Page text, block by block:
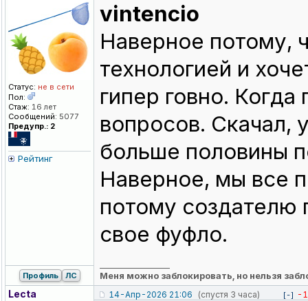
Статус: не в сети
Пол:
Стаж: 16 лет
Сообщений: 5077
Предупр.: 2
Рейтинг
vintencio
Наверное потому,
технологией и
гипер говно.
вопросов. Скачал,
больше половины
Наверное, мы все
потому создателю
свое фуфло.
Меня можно заблокировать, но нельзя
Профиль ЛС
Lecta 14-Апр-2026 21:06 (спустя 3 часа) [-] -1